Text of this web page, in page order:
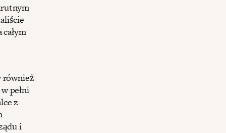
również
pełni
z
i